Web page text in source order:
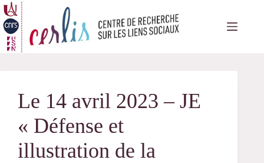
Passer
au
contenu
Le 14 avril 2023 – JE
« Défense et
illustration de la